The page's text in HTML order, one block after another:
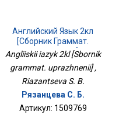
Английский Язык 2кл
[Сборник Граммат.
Упражнений]
Angliiskii iazyk 2kl [Sbornik
grammat. uprazhnenii] ,
Riazantseva S. B.
Рязанцева С. Б.
Артикул: 1509769